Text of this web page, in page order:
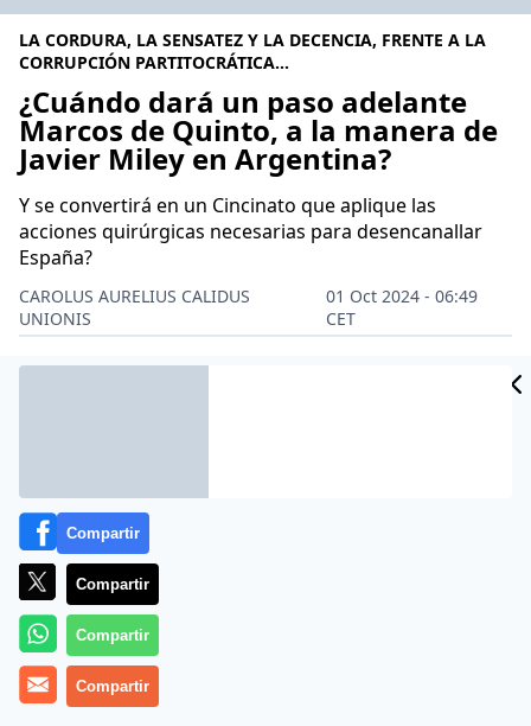
LA CORDURA, LA SENSATEZ Y LA DECENCIA, FRENTE A LA
CORRUPCIÓN PARTITOCRÁTICA…
¿Cuándo dará un paso adelante
Marcos de Quinto, a la manera de
Javier Miley en Argentina?
Y se convertirá en un Cincinato que aplique las
acciones quirúrgicas necesarias para desencanallar
España?
CAROLUS AURELIUS CALIDUS
UNIONIS
01 Oct 2024 - 06:49
CET
Archivado en: COLUMNISTAS
Compartir
Compartir
Compartir
Compartir